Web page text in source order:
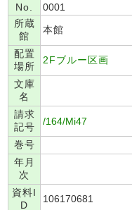
No.
0001
所蔵
館
本館
配置
場所
2Fブルー区画
文庫
名
請求
記号
/164/Mi47
巻号
年月
次
資料I
D
106170681